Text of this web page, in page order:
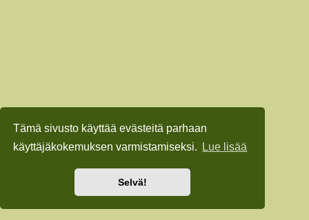
Tämä sivusto käyttää evästeitä parhaan
käyttäjäkokemuksen varmistamiseksi.
Lue lisää
Selvä!